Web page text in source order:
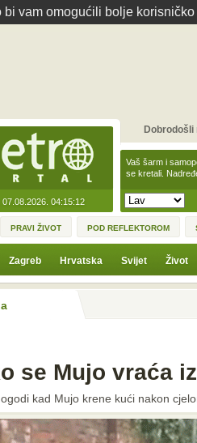
bi vam omogućili bolje
07.08.2026. 04:15:12
Vaš šarm i
se kretali.
Dobrodošli
PRAVI ŽIVOT POD REFLEKTOROM
Zagreb Hrvatska Svijet Život
se Mujo vraća
kad Mujo krene kući nakon